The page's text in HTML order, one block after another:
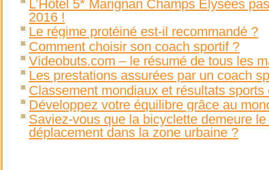
L’Hôtel 5* Marignan Champs Élysées
2016 !
Le régime protéiné est-il recommandé ?
Comment choisir son coach sportif ?
Videobuts.com – le résumé de tous les
Les prestations assurées par un coach
Classement mondiaux et résultats sports
Développez votre équilibre grâce au
Saviez-vous que la bicyclette demeure
déplacement dans la zone urbaine ?